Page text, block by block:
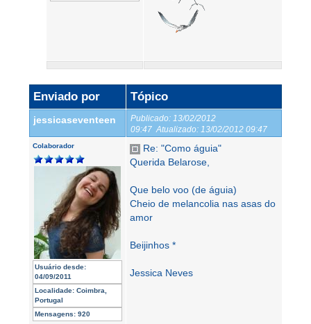
Enviado por Tópico
jessicaseventeen Publicado: 13/02/2012
09:47 Atualizado: 13/02/2012 09:47
Colaborador
Usuário desde:
04/09/2011
Localidade: Coimbra,
Portugal
Mensagens: 920
Re: "Como águia"
Querida Belarose,
Que belo voo (de águia)
Cheio de melancolia nas asas do
amor
Beijinhos *
Jessica Neves